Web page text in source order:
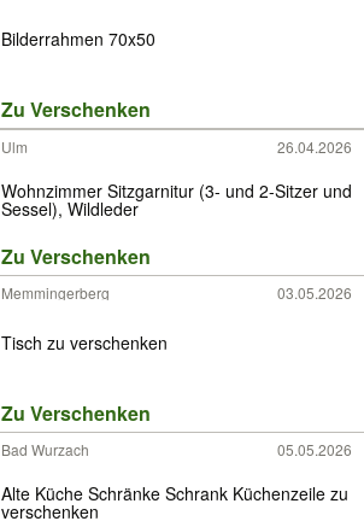
Bilderrahmen 70x50
Zu Verschenken
Ulm 26.04.2026
Wohnzimmer Sitzgarnitur (3- und 2-Sitzer und
Sessel), Wildleder
Zu Verschenken
Memmingerberg 03.05.2026
Tisch zu verschenken
Zu Verschenken
Bad Wurzach 05.05.2026
Alte Küche Schränke Schrank Küchenzeile zu
verschenken